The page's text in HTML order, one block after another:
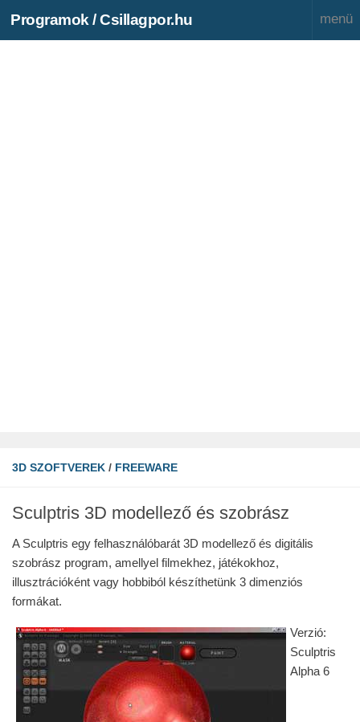
Programok / Csillagpor.hu
3D SZOFTVEREK / FREEWARE
Sculptris 3D modellező és szobrász
A Sculptris egy felhasználóbarát 3D modellező és digitális
szobrász program, amellyel filmekhez, játékokhoz,
illusztrációként vagy hobbiból készíthetünk 3 dimenziós
formákat.
Verzió:
Sculptris
Alpha 6